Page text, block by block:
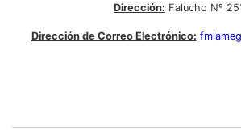
Dirección: Falucho Nº
Dirección de Correo Electrónico: